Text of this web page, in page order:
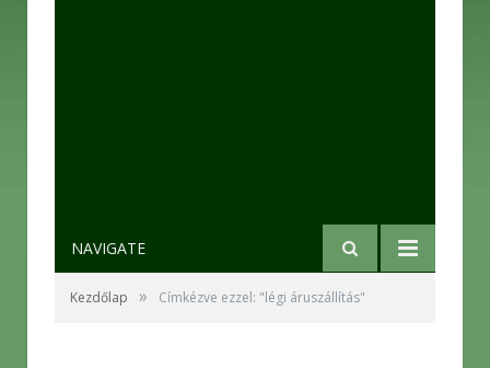
NAVIGATE
Kezdőlap » Címkézve ezzel: "légi áruszállítás"